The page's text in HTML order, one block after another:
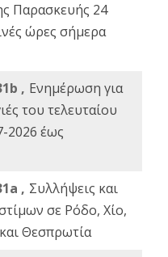
Παρασκευής 24
ώρες σήμερα
, Ενημέρωση για
του τελευταίου
2026 έως
, Συλλήψεις και
σε Ρόδο, Χίο,
Θεσπρωτία